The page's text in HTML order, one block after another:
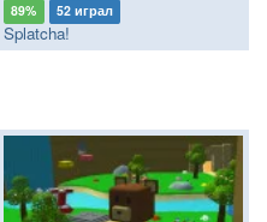
89% 52 играл
Splatcha!